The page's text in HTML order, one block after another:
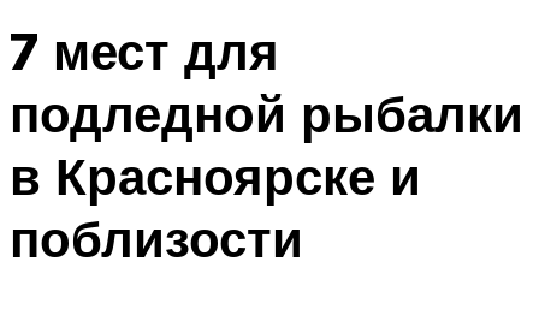
7 мест для
подледной рыбалки
в Красноярске и
поблизости